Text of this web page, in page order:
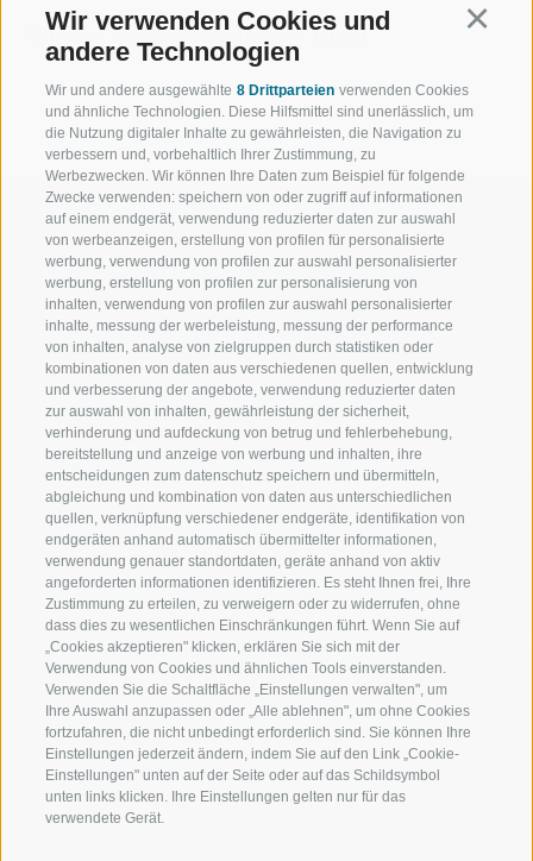
Wir verwenden Cookies und
andere Technologien
Wir und andere ausgewählte 8 Drittparteien verwenden Cookies
und ähnliche Technologien. Diese Hilfsmittel sind unerlässlich, um
die Nutzung digitaler Inhalte zu gewährleisten, die Navigation zu
verbessern und, vorbehaltlich Ihrer Zustimmung, zu
Werbezwecken. Wir können Ihre Daten zum Beispiel für folgende
Zwecke verwenden: speichern von oder zugriff auf informationen
auf einem endgerät, verwendung reduzierter daten zur auswahl
von werbeanzeigen, erstellung von profilen für personalisierte
werbung, verwendung von profilen zur auswahl personalisierter
werbung, erstellung von profilen zur personalisierung von
inhalten, verwendung von profilen zur auswahl personalisierter
inhalte, messung der werbeleistung, messung der performance
von inhalten, analyse von zielgruppen durch statistiken oder
kombinationen von daten aus verschiedenen quellen, entwicklung
und verbesserung der angebote, verwendung reduzierter daten
zur auswahl von inhalten, gewährleistung der sicherheit,
verhinderung und aufdeckung von betrug und fehlerbehebung,
bereitstellung und anzeige von werbung und inhalten, ihre
entscheidungen zum datenschutz speichern und übermitteln,
abgleichung und kombination von daten aus unterschiedlichen
quellen, verknüpfung verschiedener endgeräte, identifikation von
endgeräten anhand automatisch übermittelter informationen,
verwendung genauer standortdaten, geräte anhand von aktiv
angeforderten informationen identifizieren. Es steht Ihnen frei, Ihre
Zustimmung zu erteilen, zu verweigern oder zu widerrufen, ohne
dass dies zu wesentlichen Einschränkungen führt. Wenn Sie auf
„Cookies akzeptieren" klicken, erklären Sie sich mit der
Verwendung von Cookies und ähnlichen Tools einverstanden.
Verwenden Sie die Schaltfläche „Einstellungen verwalten", um
Ihre Auswahl anzupassen oder „Alle ablehnen", um ohne Cookies
fortzufahren, die nicht unbedingt erforderlich sind. Sie können Ihre
Einstellungen jederzeit ändern, indem Sie auf den Link „Cookie-
Einstellungen" unten auf der Seite oder auf das Schildsymbol
unten links klicken. Ihre Einstellungen gelten nur für das
verwendete Gerät.
06.08. - 27.08.2026 10:00 - 10:30
WILLKOMMEN IN DER
FERIENREGION RATSCHINGS
JAUFENTAL
RATSCHINGS
RIDNAUNTAL
BERGBAHNEN
SKISCHULE RATSCHINGS
LUISL'S SKISCHULE IN RATSCHINGS
SPORT UND
MENGE
SKIFAHREN
WANDERN
HOCHALPINE
BIKEN
LANGLAUFEN
FOLGE UNS AUF SOCIAL MEDIA